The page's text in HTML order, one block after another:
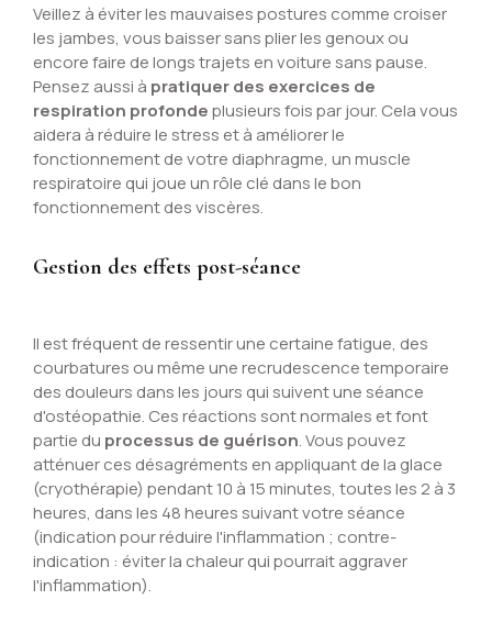
Veillez à éviter les mauvaises postures comme croiser
les jambes, vous baisser sans plier les genoux ou
encore faire de longs trajets en voiture sans pause.
Pensez aussi à pratiquer des exercices de
respiration profondeplusieurs fois par jour. Cela vous
aidera à réduire le stress et à améliorer le
fonctionnement de votre diaphragme, un muscle
respiratoire qui joue un rôle clé dans le bon
fonctionnement des viscères.
Gestion des effets post-séance
Il est fréquent de ressentir une certaine fatigue, des
courbatures ou même une recrudescence temporaire
des douleurs dans les jours qui suivent une séance
d'ostéopathie. Ces réactions sont normales et font
partie du processus de guérison. Vous pouvez
atténuer ces désagréments en appliquant de la glace
(cryothérapie) pendant 10 à 15 minutes, toutes les 2 à 3
heures, dans les 48 heures suivant votre séance
(indication pour réduire l'inflammation ; contre-
indication : éviter la chaleur qui pourrait aggraver
l'inflammation).